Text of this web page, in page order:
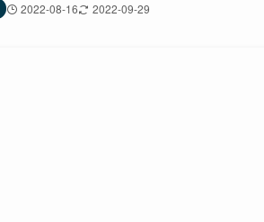
2022-08-16 2022-09-29